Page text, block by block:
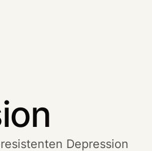
Depression